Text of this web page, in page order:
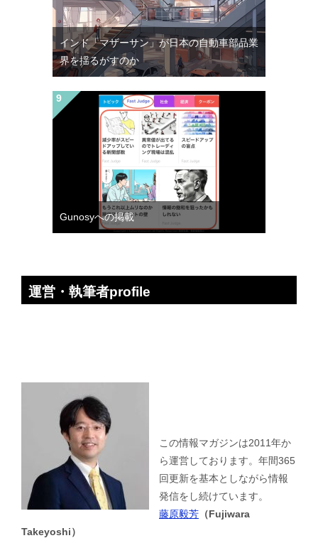
インド「マザーサン」が日本の自動車部品業
界を揺るがすのか
Gunosyへの掲載
運営・執筆者profile
この情報マガジンは2011年か
ら運営しております。年間365
回更新を基本としながら情報
発信をし続けています。
藤原毅芳 （Fujiwara
Takeyoshi）